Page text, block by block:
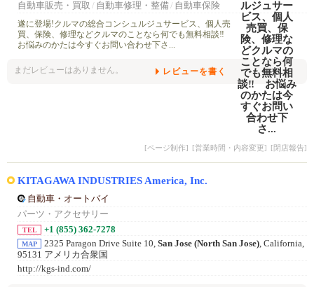
自動車販売・買取 / 自動車修理・整備/ 自動車保険
遂に登場!クルマの総合コンシュルジュサービス、個人売
買、保険、修理などクルマのことなら何でも無料相談‼
お悩みのかたは今すぐお問い合わせ下さ...
まだレビューはありません。 レビューを書く
[ページ制作] [営業時間・内容変更] [閉店報告]
KITAGAWA INDUSTRIES America, Inc.
自動車・オートバイ
パーツ・アクセサリー
TEL +1 (855) 362-7278
MAP 2325 Paragon Drive Suite 10, San Jose (North San Jose), California,
95131 アメリカ合衆国
http://kgs-ind.com/